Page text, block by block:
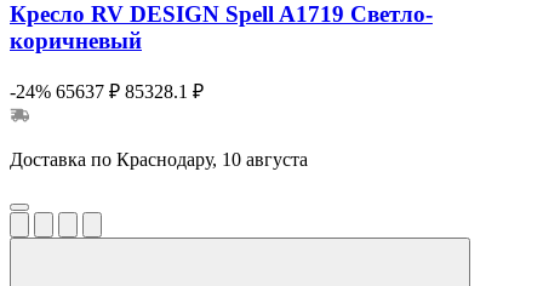
Кресло RV DESIGN Spell A1719 Светло-
коричневый
-24% 65637 ₽ 85328.1 ₽
Доставка по Краснодару, 10 августа